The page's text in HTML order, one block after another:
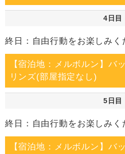
4日目
終日：自由行動をお楽しみく
【宿泊地：メルボルン】バ
リンズ(部屋指定なし)
5日目
終日：自由行動をお楽しみく
【宿泊地：メルボルン】バ